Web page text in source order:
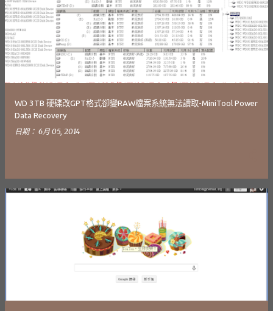
WD 3TB 硬碟改GPT格式卻變RAW檔案系統無法讀取-MiniTool Power
Data Recovery
日期： 6月 05, 2014